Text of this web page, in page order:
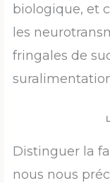
biologique, et
les
fringales de
Distinguer la
nous nous